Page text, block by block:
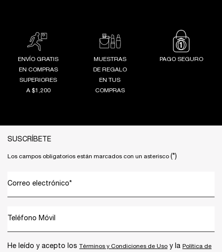
ENVÍO GRATIS
EN COMPRAS
SUPERIORES
A $1,200
MUESTRAS
DE REGALO
EN TUS
COMPRAS
PAGO SEGURO
SUSCRÍBETE
Los campos obligatorios están marcados con un asterisco (*)
Correo electrónico*
Teléfono Móvil
He leído y acepto los Términos y Condiciones de Uso y la Política de